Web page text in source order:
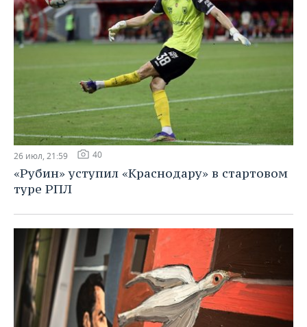
26 июл, 21:59 40
«Рубин» уступил «Краснодару» в стартовом
туре РПЛ